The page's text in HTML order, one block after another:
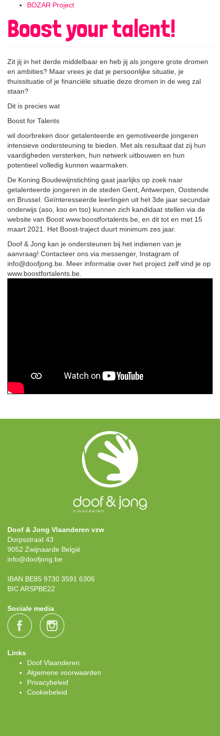
BOZAR Project
Boost your talent!
Zit jij in het derde middelbaar en heb jij als jongere grote dromen
en ambities? Maar vrees je dat je persoonlijke situatie, je
thuissituatie of je financiële situatie deze dromen in de weg zal
staan?
Dit is precies wat
Boost for Talents
wil doorbreken door getalenteerde en gemotiveerde jongeren
intensieve ondersteuning te bieden. Met als resultaat dat zij hun
vaardigheden versterken, hun netwerk uitbouwen en hun
potentieel volledig kunnen waarmaken.
De Koning Boudewijnstichting gaat jaarlijks op zoek naar
getalenteerde jongeren in de steden Gent, Antwerpen, Oostende
en Brussel. Geïnteresseerde leerlingen uit het 3de jaar secundair
onderwijs (aso, kso en tso) kunnen zich kandidaat stellen via de
website van Boost www.boostfortalents.be, en dit tot en met 15
maart 2021. Het Boost-traject duurt minimum zes jaar.
Doof & Jong kan je ondersteunen bij het indienen van je
aanvraag! Contacteer ons via messenger, Instagram of
info@doofjong.be. Meer informatie over het project zelf vind je op
www.boostfortalents.be.
Doof & Jong Vlaanderen vzw
Dorpsstraat 43
9052 Zwijnaarde België
info@doofjong.be
IBAN BE85 9730 3591 6306
BIC ARSPBE22
Sociale media
Links
Doof Vlaanderen
Algemene voorwaarden
Privacybeleid
Cookiebeleid